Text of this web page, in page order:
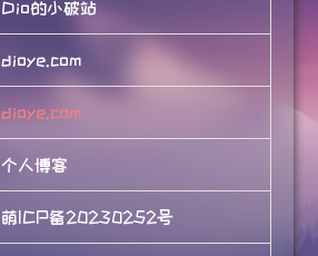
Dio的小破站
dioye.com
dioye.com
个人博客
萌ICP备20230252号